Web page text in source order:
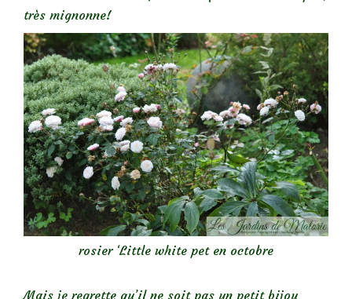
très mignonne!
rosier ‘Little white pet en octobre
Mais je regrette qu’il ne soit pas un petit bijou